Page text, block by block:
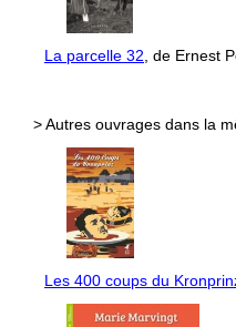
La parcelle 32 , de Ernest
> Autres ouvrages dans la
Les 400 coups du